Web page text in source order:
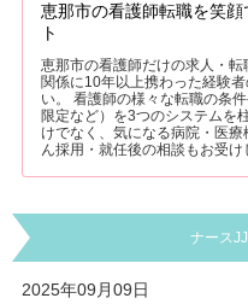
恵那市の看護師転職を笑
ト
恵那市の看護師だけの求人・
関係に10年以上携わった経験
い。 看護師の様々な転職の条
限定など）を3つのシステムを
けでなく、気になる病院・医
ん採用・就任後の相談もお受け
ナース
2025年09月09日